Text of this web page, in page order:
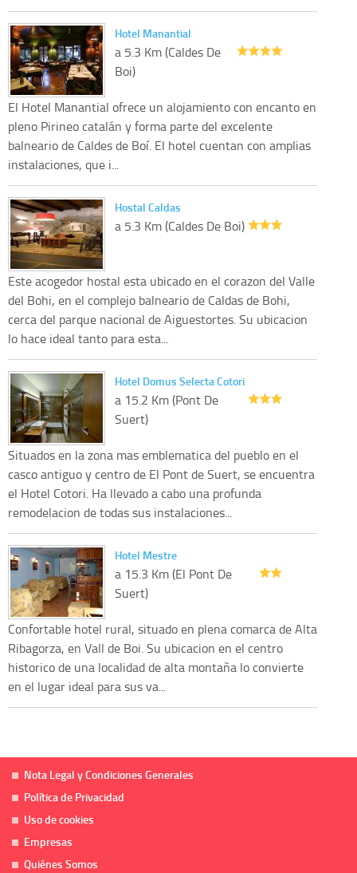
Hotel Manantial
a 5.3 Km (Caldes De
Boi)
El Hotel Manantial ofrece un alojamiento con encanto en
pleno Pirineo catalán y forma parte del excelente
balneario de Caldes de Boí. El hotel cuentan con amplias
instalaciones, que i...
Hostal Caldas
a 5.3 Km (Caldes De Boi)
Este acogedor hostal esta ubicado en el corazon del Valle
del Bohi, en el complejo balneario de Caldas de Bohi,
cerca del parque nacional de Aiguestortes. Su ubicacion
lo hace ideal tanto para esta...
Hotel Domus Selecta Cotori
a 15.2 Km (Pont De
Suert)
Situados en la zona mas emblematica del pueblo en el
casco antiguo y centro de El Pont de Suert, se encuentra
el Hotel Cotori. Ha llevado a cabo una profunda
remodelacion de todas sus instalaciones...
Hotel Mestre
a 15.3 Km (El Pont De
Suert)
Confortable hotel rural, situado en plena comarca de Alta
Ribagorza, en Vall de Boi. Su ubicacion en el centro
historico de una localidad de alta montaña lo convierte
en el lugar ideal para sus va...
Nota Legal y Condiciones Generales
Política de Privacidad
Uso de cookies
Empresas
Quiénes Somos